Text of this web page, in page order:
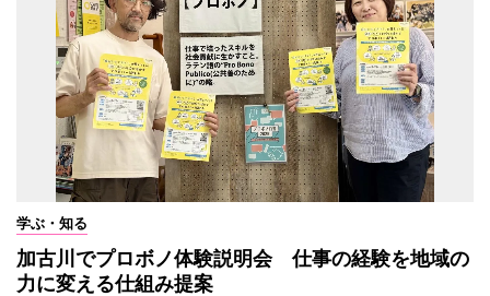
学ぶ・知る
加古川でプロボノ体験説明会 仕事の経験を地域の
力に変える仕組み提案